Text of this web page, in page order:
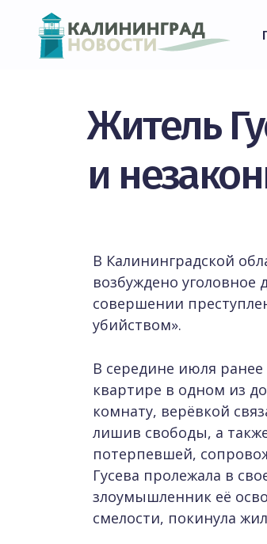
Житель
и
В Калининградской
возбуждено
совершении
убийством».
В середине июля
квартире в одном из
комнату, верёвкой
лишив свободы, а
потерпевшей,
Гусева пролежала в
злоумышленник её
смелости, покинула